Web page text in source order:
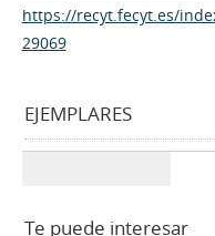
https://recyt.fecyt.es/
29069
EJEMPLARES
Te puede interesar